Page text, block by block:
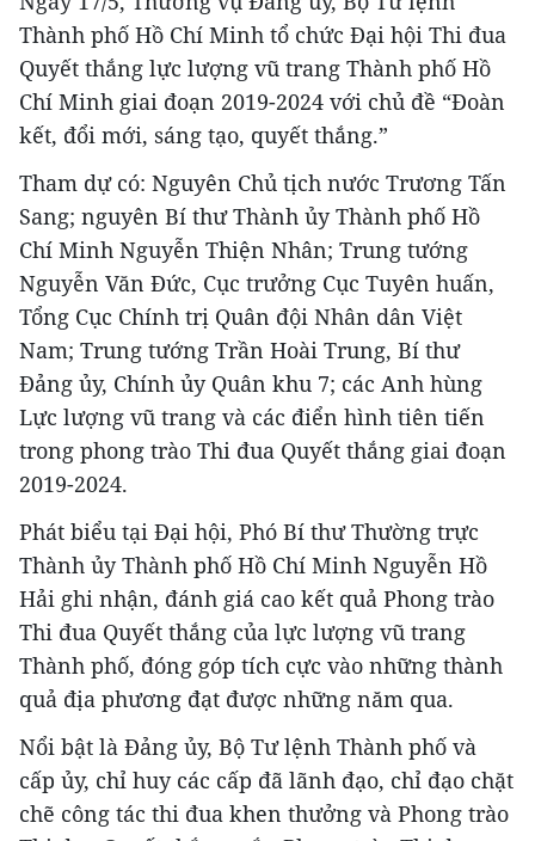
Thành phố Hồ Chí Minh tổ chức Đại hội Thi đua
Quyết thắng lực lượng vũ trang Thành phố Hồ
Chí Minh giai đoạn 2019-2024 với chủ đề “Đoàn
kết, đổi mới, sáng tạo, quyết thắng.”
Tham dự có: Nguyên Chủ tịch nước Trương Tấn
Sang; nguyên Bí thư Thành ủy Thành phố Hồ
Chí Minh Nguyễn Thiện Nhân; Trung tướng
Nguyễn Văn Đức, Cục trưởng Cục Tuyên huấn,
Tổng Cục Chính trị Quân đội Nhân dân Việt
Nam; Trung tướng Trần Hoài Trung, Bí thư
Đảng ủy, Chính ủy Quân khu 7; các Anh hùng
Lực lượng vũ trang và các điển hình tiên tiến
trong phong trào Thi đua Quyết thắng giai đoạn
2019-2024.
Phát biểu tại Đại hội, Phó Bí thư Thường trực
Thành ủy Thành phố Hồ Chí Minh Nguyễn Hồ
Hải ghi nhận, đánh giá cao kết quả Phong trào
Thi đua Quyết thắng của lực lượng vũ trang
Thành phố, đóng góp tích cực vào những thành
quả địa phương đạt được những năm qua.
Nổi bật là Đảng ủy, Bộ Tư lệnh Thành phố và
cấp ủy, chỉ huy các cấp đã lãnh đạo, chỉ đạo chặt
chẽ công tác thi đua khen thưởng và Phong trào